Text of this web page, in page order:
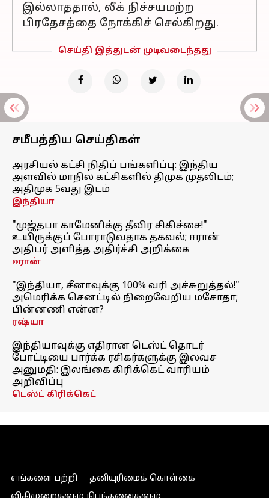
இல்லாததால், லீக் நிச்சயமற்ற
பிரதேசத்தை நோக்கிச் செல்கிறது.
செய்தி இத்துடன் முடிவடைந்தது
சமீபத்திய செய்திகள்
அரசியல் கட்சி நிதிப் பங்களிப்பு: இந்திய
அளவில் மாநில கட்சிகளில் திமுக முதலிடம்;
அதிமுக 5வது இடம்
இந்தியா
"முஜ்தபா காமேனிக்கு தீவிர சிகிச்சை!"
உயிருக்குப் போராடுவதாக தகவல்; ஈரான்
அதிபர் அளித்த அதிர்ச்சி அறிக்கை
ஈரான்
"இந்தியா, சீனாவுக்கு 100% வரி அச்சுறுத்தல்!"
அமெரிக்க செனட்டில் நிறைவேறிய மசோதா;
பின்னணி என்ன?
ரஷ்யா
இந்தியாவுக்கு எதிரான டெஸ்ட் தொடர்
போட்டியை பார்க்க ரசிகர்களுக்கு இலவச
அனுமதி: இலங்கை கிரிக்கெட் வாரியம்
அறிவிப்பு
டெஸ்ட் கிரிக்கெட்
எங்களை பற்றி
தனியுரிமைக் கொள்கை